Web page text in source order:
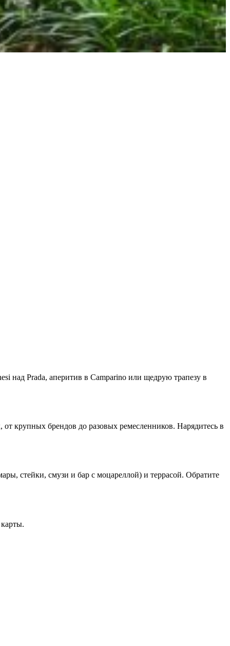
над Prada, аперитив в Camparino или щедрую трапезу в
крупных брендов до разовых ремесленников. Нарядитесь в
стейки, смузи и бар с моцареллой) и террасой. Обратите